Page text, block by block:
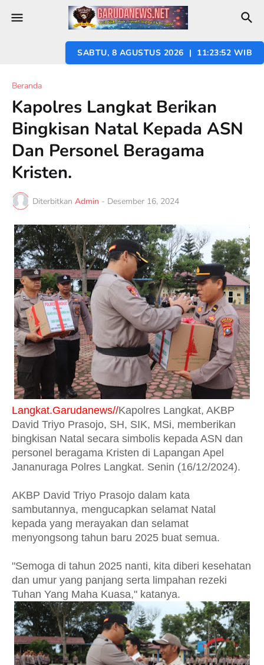
SABTU, 8 AGUSTUS 2026 | 11:23:54 WIB
Beranda
Kapolres Langkat Berikan
Bingkisan Natal Kepada ASN
Dan Personel Beragama
Kristen.
Diterbitkan Admin - Desember 16, 2024
Langkat.Garudanews//Kapolres Langkat, AKBP
David Triyo Prasojo, SH, SIK, MSi, memberikan
bingkisan Natal secara simbolis kepada ASN dan
personel beragama Kristen di Lapangan Apel
Jananuraga Polres Langkat. Senin (16/12/2024).
AKBP David Triyo Prasojo dalam kata
sambutannya, mengucapkan selamat Natal
kepada yang merayakan dan selamat
menyongsong tahun baru 2025 buat semua.
"Semoga di tahun 2025 nanti, kita diberi kesehatan
dan umur yang panjang serta limpahan rezeki
Tuhan Yang Maha Kuasa," katanya.